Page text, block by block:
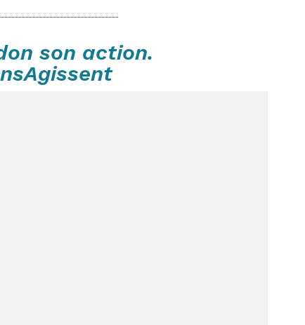
son action.